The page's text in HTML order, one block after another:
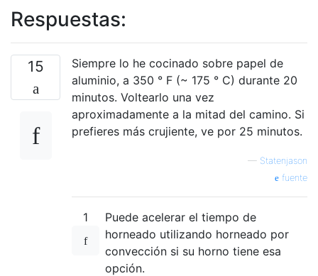
Respuestas:
15
Siempre lo he cocinado sobre papel de
aluminio, a 350 ° F (~ 175 ° C) durante 20
minutos. Voltearlo una vez
aproximadamente a la mitad del camino. Si
prefieres más crujiente, ve por 25 minutos.
— Statenjason
fuente
1
Puede acelerar el tiempo de
horneado utilizando horneado por
convección si su horno tiene esa
opción.